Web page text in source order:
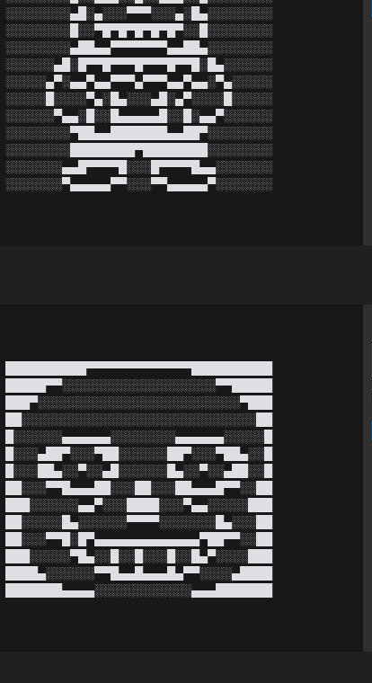
░░░░░░░░▄█░▄░░░▀▀▀░░░▄░█▄░░░░░░░░
░░░░░░░░█░░▀█▀█▀█▀█▀█▀░░█░░░░░░░░
░░░░░░░░▄██▄▄▀▀▀▀▀▀▀▄▄██▄░░░░░░░░
░░░░░░▄█░█▀▀█▀▀▀█▀▀▀█▀▀█░█▄░░░░░░
░░░░░▄▀░▄▄▀▄▄▀▀▀▄▀▀▀▄▄▀▄▄░▀▄░░░░░
░░░░░█░░░░▀▄░█▄░░░▄█░▄▀░░░░█░░░░░
░░░░░░▀▄▄░█░░█▄▄▄▄▄█░░█░▄▄▀░░░░░░
░░░░░░░░▀██▄▄███████▄▄██▀░░░░░░░░
░░░░░░░░████████▀████████░░░░░░░░
░░░░░░░▄▄█▀▀▀▀█░░░█▀▀▀▀█▄▄░░░░░░░
░░░░░░░▀▄▄▄▄▄▀▀░░░▀▀▄▄▄▄▄▀░░﻿░░░░░
██████████▀▀▀▀▀▀▀▀▀▀▀▀▀██████████
█████▀▀░░░░░░░░░░░░░░░░░░░▀▀█████
███▀░░░░░░░░░░░░░░░░░░░░░░░░░▀███
██░░░░░░░░░░░░░░░░░░░░░░░░░░░░░██
█░░░░░░▄▄▄▄▄▄░░░░░░░░▄▄▄▄▄▄░░░░░█
█░░░▄██▀░░░▀██░░░░░░██▀░░░▀██▄░░█
█░░░██▄░░▀░░▄█░░░░░░█▄░░▀░░▄██░░█
██░░░▀▀█▄▄▄██░░░██░░░██▄▄▄█▀▀░░██
███░░░░░░▄▄▀░░░████░░░▀▄▄░░░░░███
██░░░░░█▄░░░░░░▀▀▀▀░░░░░░░█▄░░░██
██░░░▀▀█░█▀▄▄▄▄▄▄▄▄▄▄▄▄▄▀██▀▀░░██
███░░░░░▀█▄░░█░░█░░░█░░█▄▀░░░░███
████▄░░░░░░▀▀█▄▄█▄▄▄█▄▀▀░░░░▄████
███████▄▄▄▄░░░░░░░░░░░░▄▄▄███████